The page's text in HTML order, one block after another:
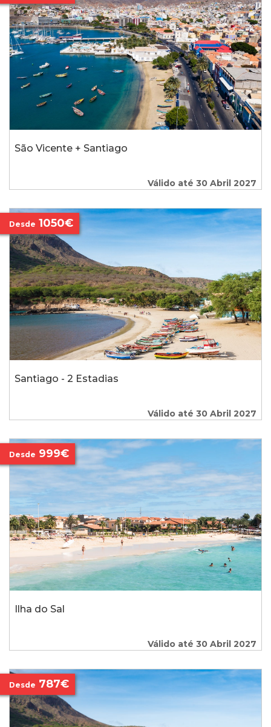
São Vicente + Santiago
Válido até 30 Abril 2027
Santiago - 2 Estadias
Válido até 30 Abril 2027
Desde 1050€
Ilha do Sal
Válido até 30 Abril 2027
Desde 999€
Desde 787€